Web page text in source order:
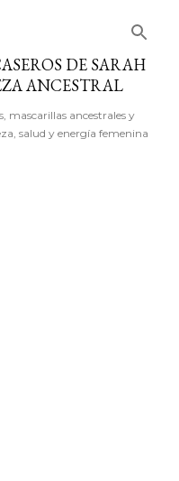
DE SARAH
ANCESTRAL
mascarillas ancestrales y
salud y energía femenina